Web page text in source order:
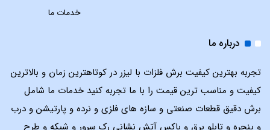
خدمات ما
درباره ما
تجربه بهترین کیفیت برش فلزات با لیزر در کوتاهترین زمان و بالاترین
کیفیت و مناسب ترین قیمت را با ما تجربه کنید خدمات ما شامل
برش دقیق قطعات صنعتی و سازه های فلزی و نرده و پارتیشن و درب
و پنجره و تابلو برق و باکس آتش نشانی رک سرور و شبکه و طرح